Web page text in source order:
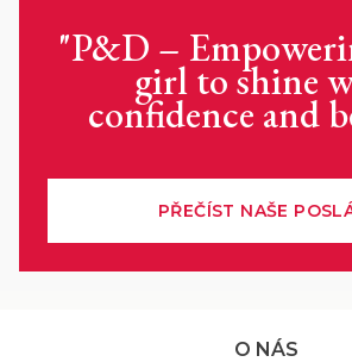
"P&D –
girl to shine
confidence and
PŘEČÍST NAŠE
O NÁS